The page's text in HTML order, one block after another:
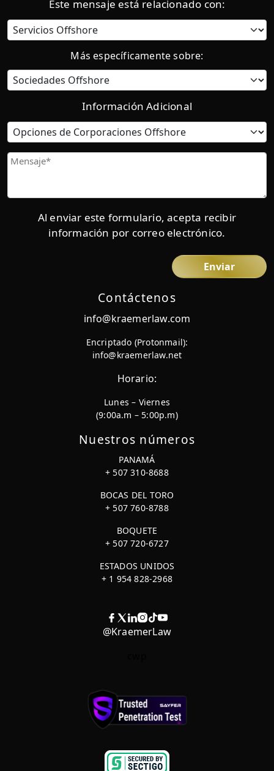
Contáctenos
info@kraemerlaw.com
Encriptado (Protonmail):
info@kraemerlaw.net
Horario:
Lunes – Viernes
(9:00a.m – 5:00p.m)
Nuestros números
PANAMÁ
+ 507 310-8688
BOCAS DEL TORO
+ 507 760-8788
BOQUETE
+ 507 720-6727
ESTADOS UNIDOS
+ 1 954 828-2968
@KraemerLaw
Este mensaje está relacionado con:
Categoría
Más específicamente sobre:
Información Adicional
Opciones
de
Corporaciones
Mensaje
Al enviar este formulario, acepta recibir
información por correo electrónico.